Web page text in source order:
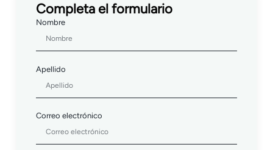
Completa el formulario
Nombre
Apellido
Correo electrónico